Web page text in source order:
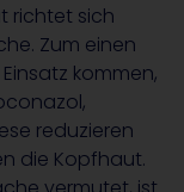
richtet sich
Zum einen
kommen,
reduzieren
die Kopfhaut.